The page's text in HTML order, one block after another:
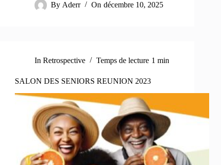
By Aderr On décembre 10, 2025
In Retrospective Temps de lecture 1 min
SALON DES SENIORS REUNION 2023